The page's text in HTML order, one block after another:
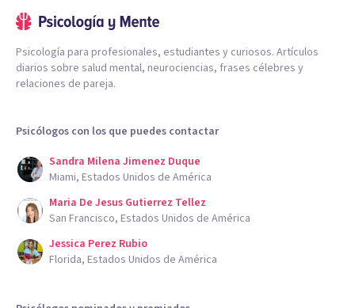
Psicología para profesionales, estudiantes y curiosos. Artículos
diarios sobre salud mental, neurociencias, frases célebres y
relaciones de pareja.
Psicólogos con los que puedes contactar
Sandra Milena Jimenez Duque
Miami, Estados Unidos de América
Maria De Jesus Gutierrez Tellez
San Francisco, Estados Unidos de América
Jessica Perez Rubio
Florida, Estados Unidos de América